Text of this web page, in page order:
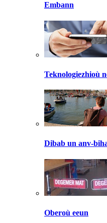
Embann
Teknologiezhioù
Dibab un anv-
Oberoù eeun